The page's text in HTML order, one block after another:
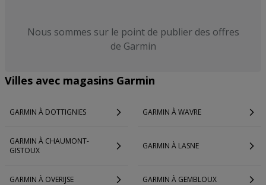
Nous sommes sur le point de publier des offres
de Garmin
Villes avec magasins Garmin
GARMIN À DOTTIGNIES GARMIN À WAVRE
GARMIN À CHAUMONT-
GISTOUX
GARMIN À LASNE
GARMIN À OVERIJSE GARMIN À GEMBLOUX